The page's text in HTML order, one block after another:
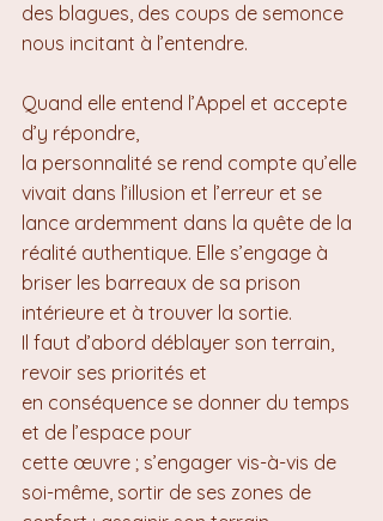
des blagues, des coups de semonce
nous incitant à l’entendre.
Quand elle entend l’Appel et accepte
d’y répondre,
la personnalité se rend compte qu’elle
vivait dans l’illusion et l’erreur et se
lance ardemment dans la quête de la
réalité authentique. Elle s’engage à
briser les barreaux de sa prison
intérieure et à trouver la sortie.
Il faut d’abord déblayer son terrain,
revoir ses priorités et
en conséquence se donner du temps
et de l’espace pour
cette œuvre ; s’engager vis-à-vis de
soi-même, sortir de ses zones de